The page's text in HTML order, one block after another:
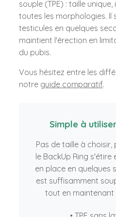
souple (TPE) : taille
toutes les morphologies. Il
testicules en quelques
maintient l'érection en
du pubis.
Vous hésitez entre les
notre guide comparatif.
Simple à
Pas de taille à
le BackUp Ring
en place en quelques
est suffisamment
tout en maintenant